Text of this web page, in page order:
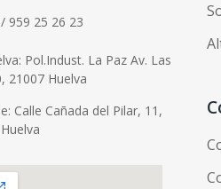
959 25 26 23
Pol.Indust. La Paz Av. Las
21007 Huelva
Calle Cañada del Pilar, 11,